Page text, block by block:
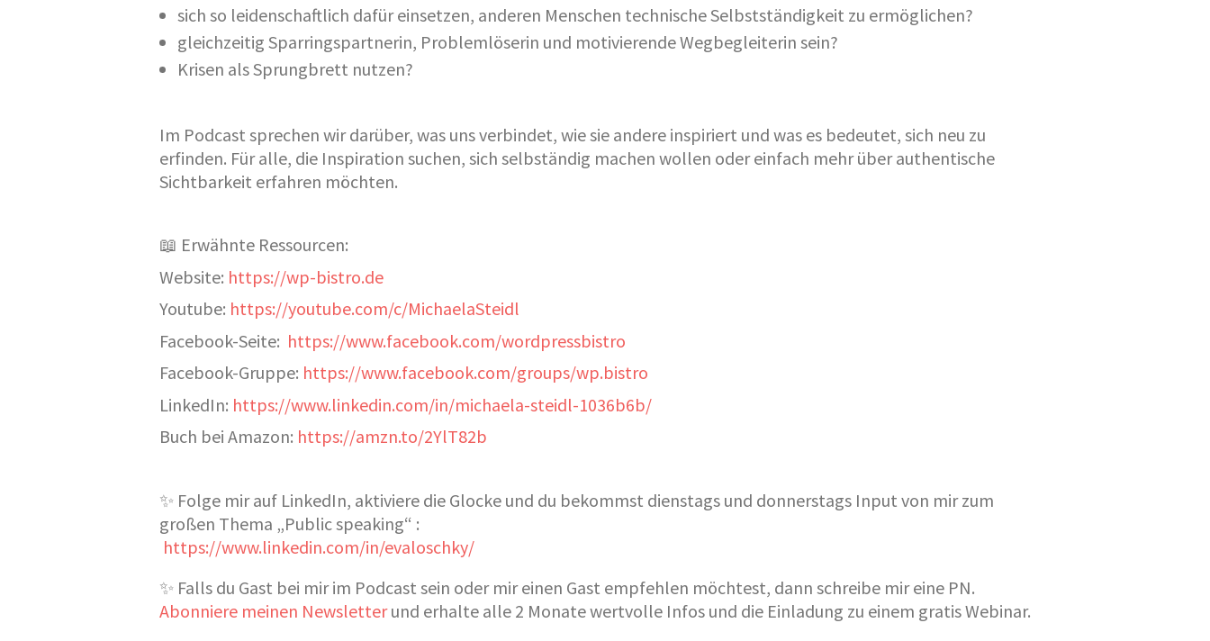
sich so leidenschaftlich dafür einsetzen, anderen Menschen technische Selbstständigkeit zu ermöglichen?
gleichzeitig Sparringspartnerin, Problemlöserin und motivierende Wegbegleiterin sein?
Krisen als Sprungbrett nutzen?
Im Podcast sprechen wir darüber, was uns verbindet, wie sie andere inspiriert und was es bedeutet, sich neu zu
erfinden. Für alle, die Inspiration suchen, sich selbständig machen wollen oder einfach mehr über authentische
Sichtbarkeit erfahren möchten.
📖 Erwähnte Ressourcen:
Website: https://wp-bistro.de
Youtube: https://youtube.com/c/MichaelaSteidl
Facebook-Seite: https://www.facebook.com/wordpressbistro
Facebook-Gruppe: https://www.facebook.com/groups/wp.bistro
LinkedIn: https://www.linkedin.com/in/michaela-steidl-1036b6b/
Buch bei Amazon: https://amzn.to/2YlT82b
✨ Folge mir auf LinkedIn, aktiviere die Glocke und du bekommst dienstags und donnerstags Input von mir zum
großen Thema „Public speaking“ :
https://www.linkedin.com/in/evaloschky/
✨ Falls du Gast bei mir im Podcast sein oder mir einen Gast empfehlen möchtest, dann schreibe mir eine PN.
Abonniere meinen Newsletterund erhalte alle 2 Monate wertvolle Infos und die Einladung zu einem gratis Webinar.